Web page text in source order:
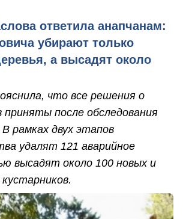
ответила анапчанам:
убирают только
а высадят около
что все решения о
приняты после обследования
рамках двух этапов
удалят 121 аварийное
высадят около 100 новых и